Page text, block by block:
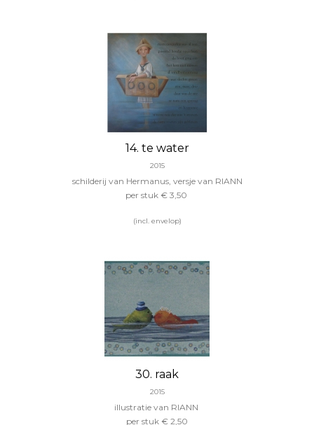
14. te water
2015
schilderij van Hermanus, versje van RIANN
per stuk € 3,50
(incl. envelop)
30. raak
2015
illustratie van RIANN
per stuk € 2,50